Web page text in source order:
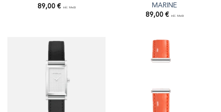
89,00 € inkl. MwSt
MARINE
89,00 € inkl. MwSt